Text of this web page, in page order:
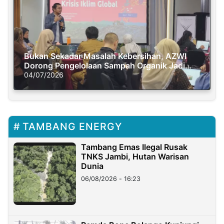
Bukan Sekadar Masalah Kebersihan, AZWI
Dorong Pengelolaan Sampah Organik Jadi
Solusi Krisis Iklim
04/07/2026
TAMBANG ENERGY
Tambang Emas Ilegal Rusak
TNKS Jambi, Hutan Warisan
Dunia
06/08/2026 - 16:23